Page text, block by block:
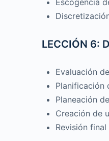
LECCIÓN 6:
Evaluación
Planificación
Planeación
Creación de
Revisión